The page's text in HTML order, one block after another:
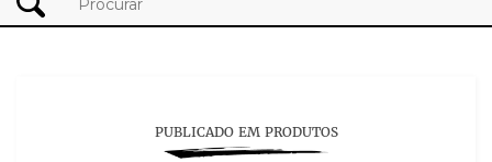
PUBLICADO EM PRODUTOS